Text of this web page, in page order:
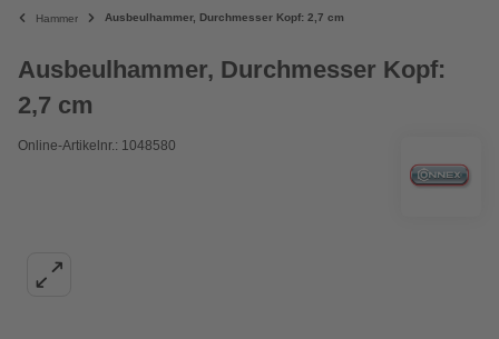
Hammer Ausbeulhammer, Durchmesser Kopf: 2,7 cm
Ausbeulhammer, Durchmesser Kopf:
2,7 cm
Online-Artikelnr.: 1048580